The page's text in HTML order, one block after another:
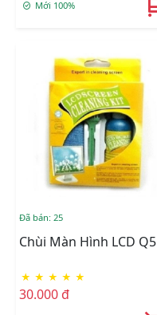
Mới 100%
Đã bán: 25
Chùi Màn Hình LCD Q5
★ ★ ★ ★ ★
30.000 đ